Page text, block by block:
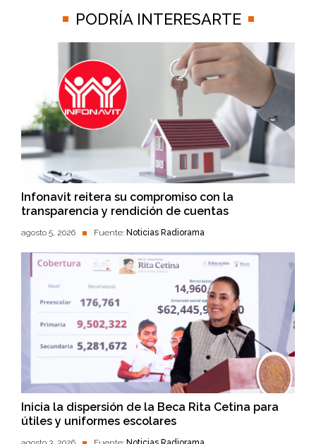
PODRÍA INTERESARTE
Infonavit reitera su compromiso con la
transparencia y rendición de cuentas
agosto 5, 2026 Fuente: Noticias Radiorama
Inicia la dispersión de la Beca Rita Cetina para
útiles y uniformes escolares